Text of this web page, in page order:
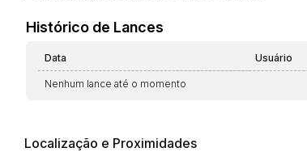
Histórico de Lances
Data Usuário
Nenhum lance até o momento
Localização e Proximidades